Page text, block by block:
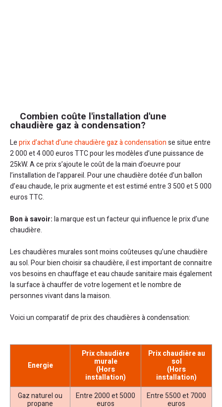
Combien coûte l'installation d'une
chaudière gaz à condensation?
Leprix d’achat d’une chaudière gaz à condensationse situe entre
2 000 et 4 000 euros TTC pour les modèles d’une puissance de
25kW. A ce prix s’ajoute le coût de la main d’oeuvre pour
l’installation de l’appareil. Pour une chaudière dotée d’un ballon
d’eau chaude, le prix augmente et est estimé entre 3 500 et 5 000
euros TTC.
Bon à savoir:la marque est un facteur qui influence le prix d’une
chaudière.
Les chaudières murales sont moins coûteuses qu’une chaudière
au sol. Pour bien choisir sa chaudière, il est important de connaitre
vos besoins en chauffage et eau chaude sanitaire mais également
la surface à chauffer de votre logement et le nombre de
personnes vivant dans la maison.
Voici un comparatif de prix des chaudières à condensation:
Energie
Prix chaudière
murale
(Hors
installation)
Prix chaudière au
sol
(Hors
installation)
Gaz naturel ou
propane
Entre 2000 et 5000
euros
Entre 5500 et 7000
euros